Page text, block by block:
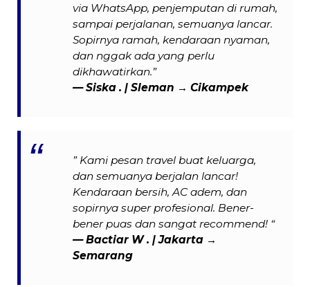
via WhatsApp, penjemputan di rumah,
sampai perjalanan, semuanya lancar.
Sopirnya ramah, kendaraan nyaman,
dan nggak ada yang perlu
dikhawatirkan.”
— Siska . | Sleman → Cikampek
” Kami pesan travel buat keluarga,
dan semuanya berjalan lancar!
Kendaraan bersih, AC adem, dan
sopirnya super profesional. Bener-
bener puas dan sangat recommend! “
— Bactiar W . | Jakarta →
Semarang